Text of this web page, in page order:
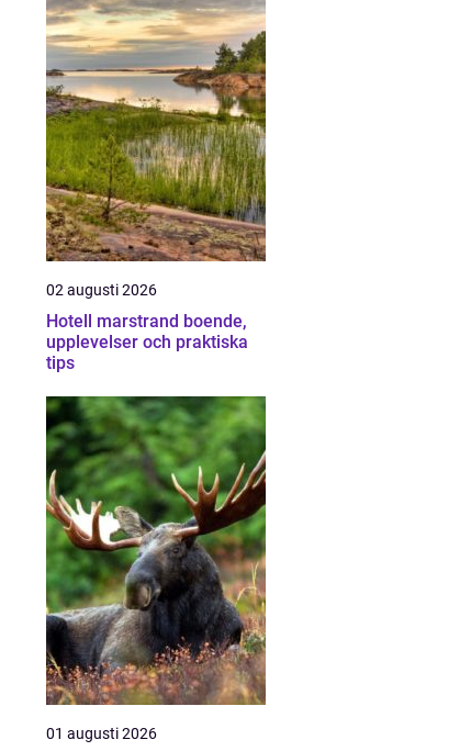
02 augusti 2026
Hotell marstrand boende,
upplevelser och praktiska
tips
01 augusti 2026